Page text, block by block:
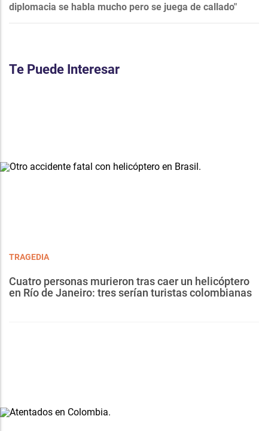
diplomacia se habla mucho pero se juega de callado"
Te Puede Interesar
TRAGEDIA
Cuatro personas murieron tras caer un helicóptero
en Río de Janeiro: tres serían turistas colombianas